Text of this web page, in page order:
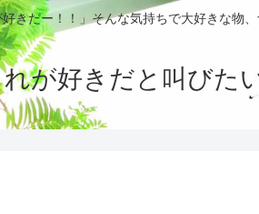
きだー！！」そんな気持ちで大好きな物
が好きだと叫びた